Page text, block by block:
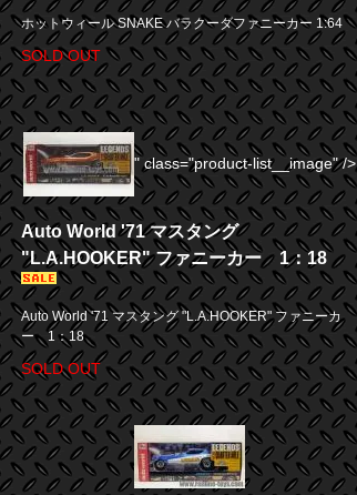
ホットウィール SNAKE バラクーダファニーカー 1:64
SOLD OUT
" class="product-list__image" />
Auto World '71 マスタング
"L.A.HOOKER" ファニーカー 1：18
Auto World '71 マスタング "L.A.HOOKER" ファニーカ
ー 1：18
SOLD OUT